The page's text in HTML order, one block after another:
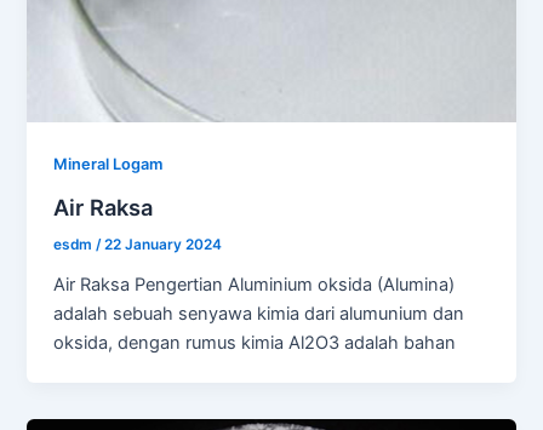
Mineral Logam
Air Raksa
esdm /22 January 2024
Air Raksa Pengertian Aluminium oksida (Alumina)
adalah sebuah senyawa kimia dari alumunium dan
oksida, dengan rumus kimia Al2O3 adalah bahan